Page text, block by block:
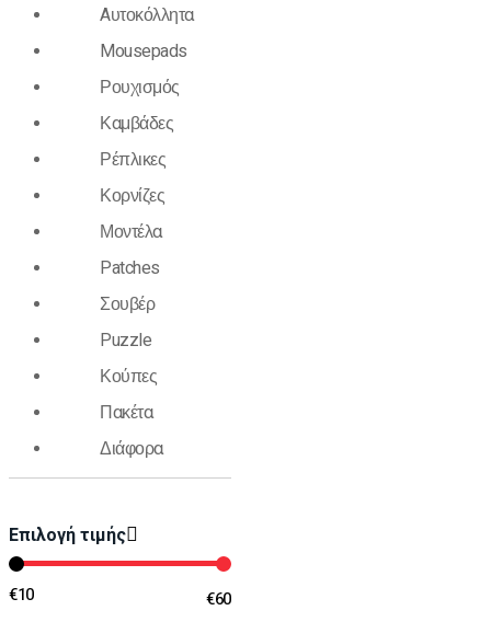
Aυτοκόλλητα
Mousepads
Ρουχισμός
Καμβάδες
Ρέπλικες
Κορνίζες
Μοντέλα
Patches
Σουβέρ
Puzzle
Κούπες
Πακέτα
Διάφορα
Επιλογή τιμής
€10 —€60